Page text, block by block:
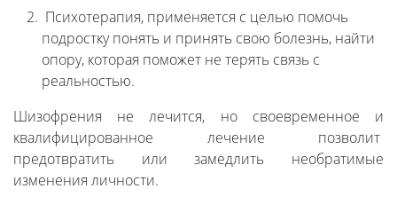
Психотерапия, применяется с целью помочь
подростку понять и принять свою болезнь, найти
опору, которая поможет не терять связь с
реальностью.
Шизофрения не лечится, но своевременное и
квалифицированное лечение позволит
предотвратить или замедлить необратимые
изменения личности.